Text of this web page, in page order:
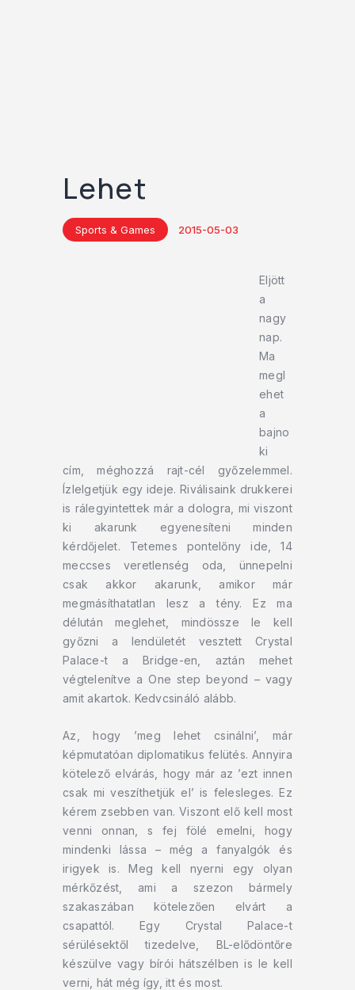
Lehet
Sports & Games 2015-05-03
Eljött
a
nagy
nap.
Ma
megl
ehet
a
bajno
ki
cím, méghozzá rajt-cél győzelemmel.
Ízlelgetjük egy ideje. Riválisaink drukkerei
is rálegyintettek már a dologra, mi viszont
ki akarunk egyenesíteni minden
kérdőjelet. Tetemes pontelőny ide, 14
meccses veretlenség oda, ünnepelni
csak akkor akarunk, amikor már
megmásíthatatlan lesz a tény. Ez ma
délután meglehet, mindössze le kell
győzni a lendületét vesztett Crystal
Palace-t a Bridge-en, aztán mehet
végtelenítve a One step beyond – vagy
amit akartok. Kedvcsináló alább.
Az, hogy ’meg lehet csinálni’, már
képmutatóan diplomatikus felütés. Annyira
kötelező elvárás, hogy már az ’ezt innen
csak mi veszíthetjük el’ is felesleges. Ez
kérem zsebben van. Viszont elő kell most
venni onnan, s fej fölé emelni, hogy
mindenki lássa – még a fanyalgók és
irigyek is. Meg kell nyerni egy olyan
mérkőzést, ami a szezon bármely
szakaszában kötelezően elvárt a
csapattól. Egy Crystal Palace-t
sérülésektől tizedelve, BL-elődöntőre
készülve vagy bírói hátszélben is le kell
verni, hát még így, itt és most.